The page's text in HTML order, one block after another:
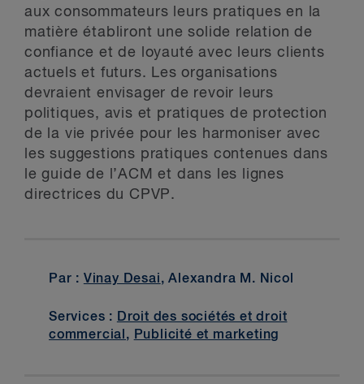
aux consommateurs leurs pratiques en la
matière établiront une solide relation de
confiance et de loyauté avec leurs clients
actuels et futurs. Les organisations
devraient envisager de revoir leurs
politiques, avis et pratiques de protection
de la vie privée pour les harmoniser avec
les suggestions pratiques contenues dans
le guide de l’ACM et dans les lignes
directrices du CPVP.
Par : Vinay Desai, Alexandra M. Nicol
Services : Droit des sociétés et droit
commercial , Publicité et marketing